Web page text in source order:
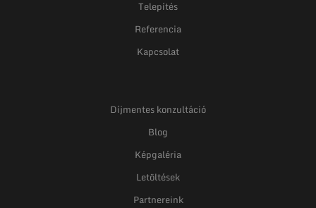
Telepítés
Referencia
Kapcsolat
Díjmentes konzultáció
Blog
Képgaléria
Letöltések
Partnereink